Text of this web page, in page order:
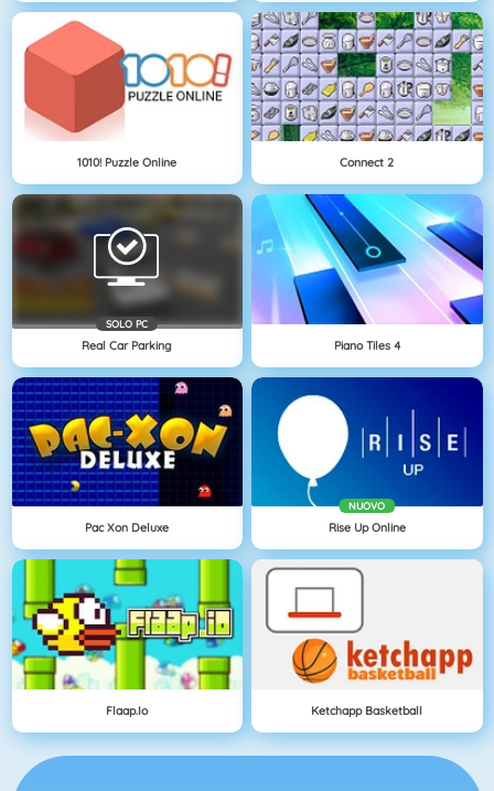
1010! Puzzle Online Connect 2
SOLO PC
Real Car Parking Piano Tiles 4
Pac Xon Deluxe
NUOVO
Rise Up Online
Flaap.io Ketchapp Basketball